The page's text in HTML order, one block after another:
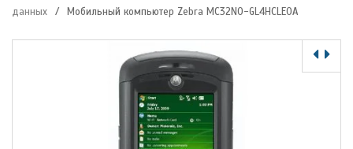
данных
/ Мобильный компьютер Zebra MC32N0-GL4HCLE0A